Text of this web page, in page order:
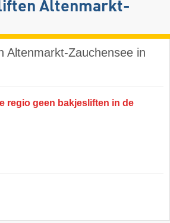
Altenmarkt-
Altenmarkt-Zauchensee in
regio geen bakjesliften in de